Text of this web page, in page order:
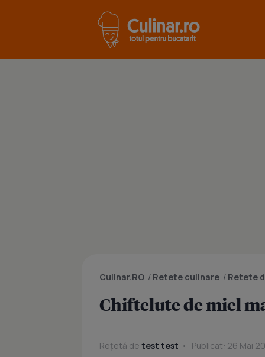
Culinar.RO / Retete culinare / Retete
Chiftelute de miel
Rețetă de test test Publicat: 26 Mai